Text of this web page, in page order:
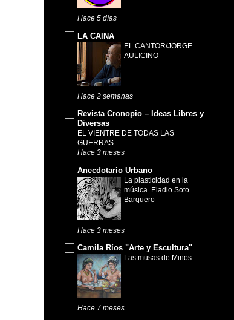
Hace 5 días
LA CAINA
EL CANTOR/JORGE
AULICINO
Hace 2 semanas
Revista Cronopio – Ideas Libres y
Diversas
EL VIENTRE DE TODAS LAS
GUERRAS
Hace 3 meses
Anecdotario Urbano
La plasticidad en la
música. Eladio Soto
Barquero
Hace 3 meses
Camila Ríos "Arte y Escultura"
Las musas de Minos
Hace 7 meses